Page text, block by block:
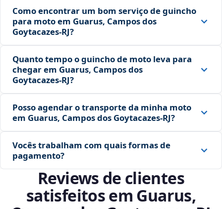
Como encontrar um bom serviço de guincho
para moto em Guarus, Campos dos
Goytacazes‑RJ?
Quanto tempo o guincho de moto leva para
chegar em Guarus, Campos dos
Goytacazes‑RJ?
Posso agendar o transporte da minha moto
em Guarus, Campos dos Goytacazes‑RJ?
Vocês trabalham com quais formas de
pagamento?
Reviews de clientes
satisfeitos em Guarus,